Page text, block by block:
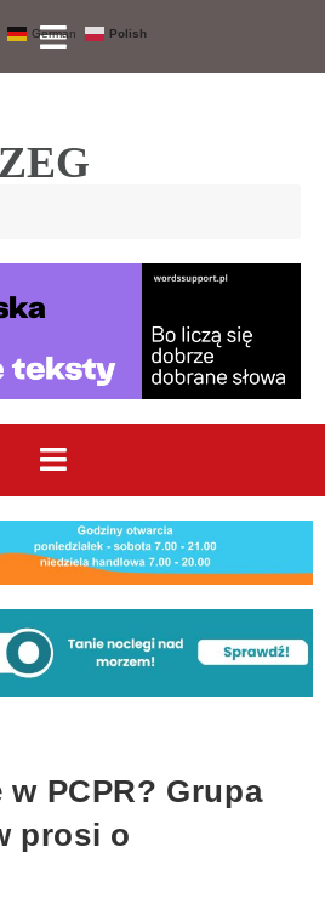
PCPR? Grupa
prosi o
German Polish